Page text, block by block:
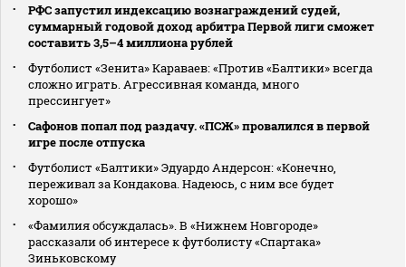
РФС запустил индексацию вознаграждений судей,
суммарный годовой доход арбитра Первой лиги сможет
составить 3,5–4 миллиона рублей
Футболист «Зенита» Караваев: «Против «Балтики» всегда
сложно играть. Агрессивная команда, много
прессингует»
Сафонов попал под раздачу. «ПСЖ» провалился в первой
игре после отпуска
Футболист «Балтики» Эдуардо Андерсон: «Конечно,
переживал за Кондакова. Надеюсь, с ним все будет
хорошо»
«Фамилия обсуждалась». В «Нижнем Новгороде»
рассказали об интересе к футболисту «Спартака»
Зиньковскому